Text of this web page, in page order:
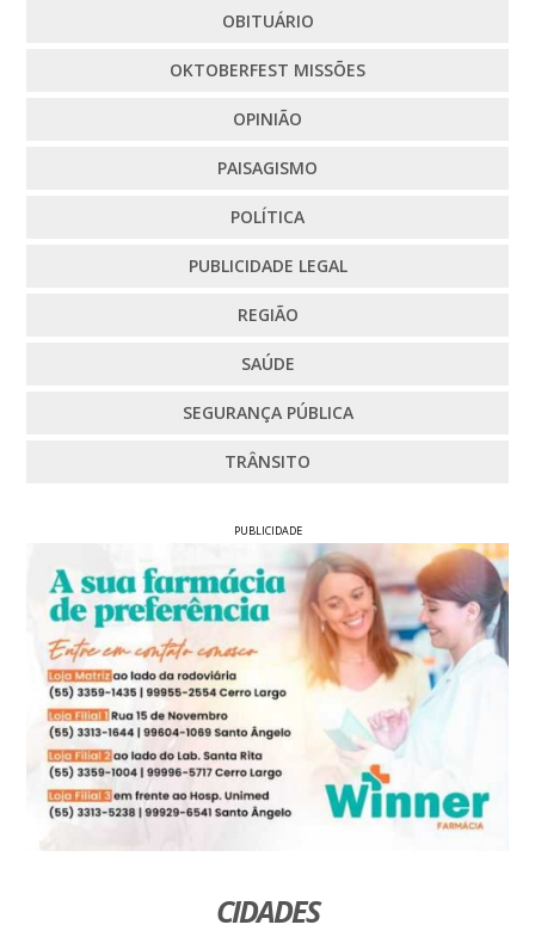
OBITUÁRIO
OKTOBERFEST MISSÕES
OPINIÃO
PAISAGISMO
POLÍTICA
PUBLICIDADE LEGAL
REGIÃO
SAÚDE
SEGURANÇA PÚBLICA
TRÂNSITO
PUBLICIDADE
CIDADES